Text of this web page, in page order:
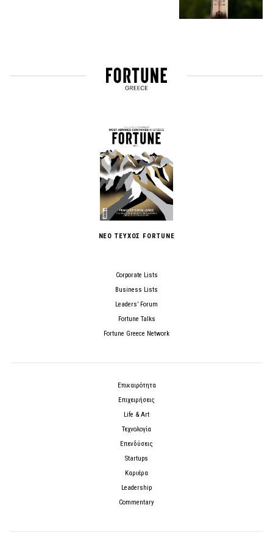
ΝΕΟ ΤΕΥΧΟΣ FORTUNE
Corporate Lists
Business Lists
Leaders’ Forum
Fortune Talks
Fortune Greece Network
Επικαιρότητα
Επιχειρήσεις
Life & Art
Τεχνολογία
Επενδύσεις
Startups
Καριέρα
Leadership
Commentary